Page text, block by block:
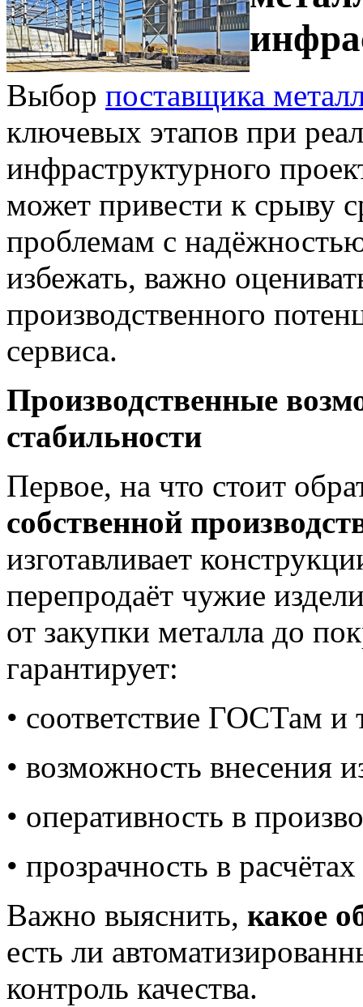
Выбор поставщика
ключевых этапов при
инфраструктурного
может привести к срыву
проблемам с
избежать, важно
производственного
сервиса.
Производственные
стабильности
Первое, на что стоит
собственной
изготавливает
перепродаёт чужие
от закупки металла до
гарантирует:
• соответствие ГОСТам
• возможность внесения
• оперативность в
• прозрачность в
Важно выяснить, какое
есть ли
контроль качества.